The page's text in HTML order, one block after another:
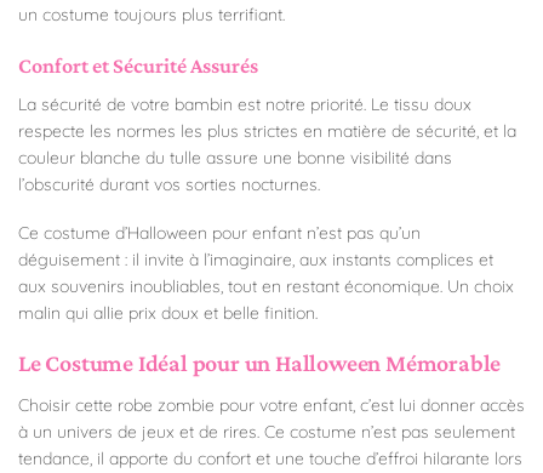
un costume toujours plus terrifiant.
Confort et Sécurité Assurés
La sécurité de votre bambin est notre priorité. Le tissu doux
respecte les normes les plus strictes en matière de sécurité, et la
couleur blanche du tulle assure une bonne visibilité dans
l’obscurité durant vos sorties nocturnes.
Ce costume d’Halloween pour enfant n’est pas qu’un
déguisement : il invite à l’imaginaire, aux instants complices et
aux souvenirs inoubliables, tout en restant économique. Un choix
malin qui allie prix doux et belle finition.
Le Costume Idéal pour un Halloween Mémorable
Choisir cette robe zombie pour votre enfant, c’est lui donner accès
à un univers de jeux et de rires. Ce costume n’est pas seulement
tendance, il apporte du confort et une touche d’effroi hilarante lors